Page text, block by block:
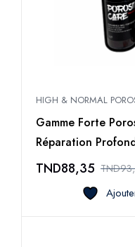
HIGH & NORMAL
Gamme Forte
Réparation
TND88,35 TND